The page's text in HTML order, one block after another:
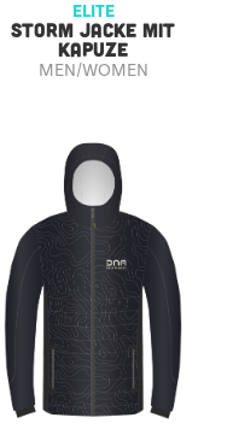
ELITE
STORM JACKE MIT
KAPUZE
MEN/WOMEN